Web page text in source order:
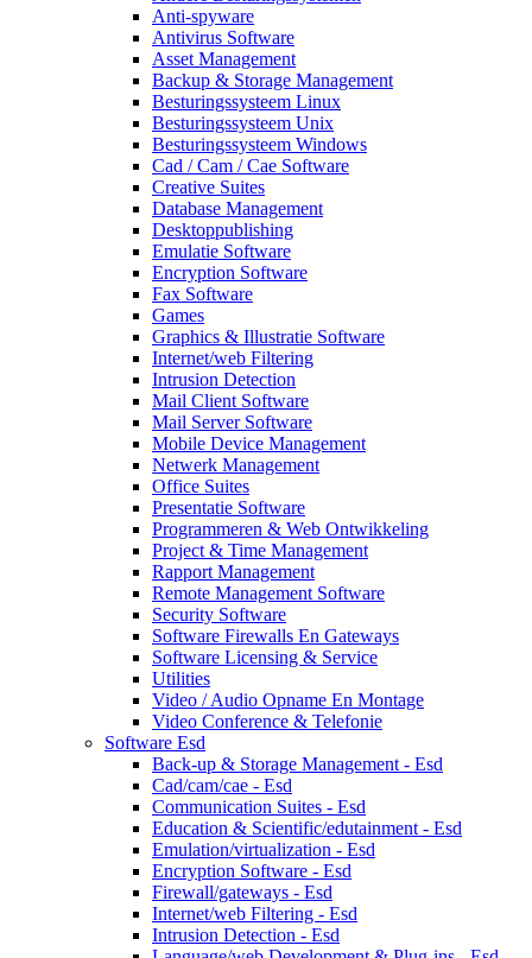
Anti-spyware
Antivirus Software
Asset Management
Backup & Storage Management
Besturingssysteem Linux
Besturingssysteem Unix
Besturingssysteem Windows
Cad / Cam / Cae Software
Creative Suites
Database Management
Desktoppublishing
Emulatie Software
Encryption Software
Fax Software
Games
Graphics & Illustratie Software
Internet/web Filtering
Intrusion Detection
Mail Client Software
Mail Server Software
Mobile Device Management
Netwerk Management
Office Suites
Presentatie Software
Programmeren & Web Ontwikkeling
Project & Time Management
Rapport Management
Remote Management Software
Security Software
Software Firewalls En Gateways
Software Licensing & Service
Utilities
Video / Audio Opname En Montage
Video Conference & Telefonie
Software Esd
Back-up & Storage Management - Esd
Cad/cam/cae - Esd
Communication Suites - Esd
Education & Scientific/edutainment - Esd
Emulation/virtualization - Esd
Encryption Software - Esd
Firewall/gateways - Esd
Internet/web Filtering - Esd
Intrusion Detection - Esd